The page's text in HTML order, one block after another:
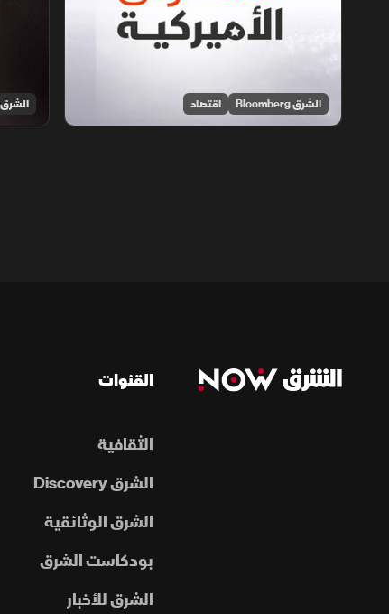
الشرق Bloomberg اقتصاد الشرق
القنوات
الثقافية
الشرق Discovery
الشرق الوثائقية
بودكاست الشرق
الشرق للأخبار